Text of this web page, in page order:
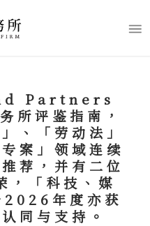
Partners
所评鉴指南，
、「劳动法」
案」领域连续
荐，并有二位
，「科技、媒
2026年度亦获
同与支持。